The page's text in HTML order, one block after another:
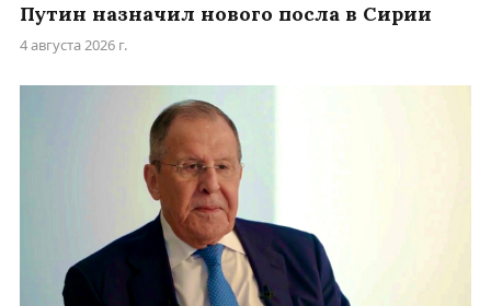
Путин назначил нового посла в Сирии
4 августа 2026 г.